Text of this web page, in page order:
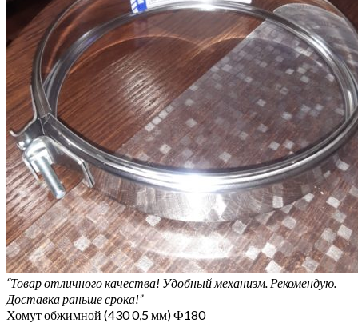
“Товар отличного качества! Удобный механизм. Рекомендую.
Доставка раньше срока!”
Хомут обжимной (430 0,5 мм) Ф180